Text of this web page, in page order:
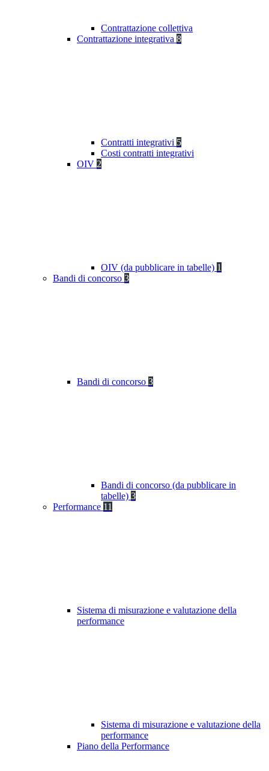
Contrattazione collettiva
Contrattazione integrativa 8
Contratti integrativi 5
Costi contratti integrativi
OIV 2
OIV (da pubblicare in tabelle) 1
Bandi di concorso 3
Bandi di concorso 3
Bandi di concorso (da pubblicare in
tabelle) 3
Performance 11
Sistema di misurazione e valutazione della
performance
Sistema di misurazione e valutazione della
performance
Piano della Performance